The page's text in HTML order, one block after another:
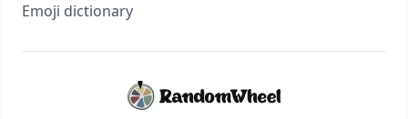
Emoji dictionary